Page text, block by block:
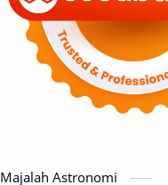
Premium Komet
Penelitian
Satelit
Majalah Astronomi